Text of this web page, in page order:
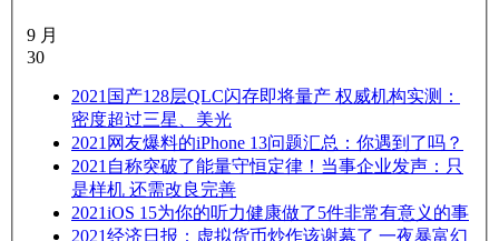
9 月
30
2021 国产128层QLC闪存即将量产 权威机构实测：
密度超过三星、美光
2021 网友爆料的iPhone 13问题汇总：你遇到了吗？
2021 自称突破了能量守恒定律！当事企业发声：只
是样机 还需改良完善
2021iOS 15为你的听力健康做了5件非常有意义的事
2021经济日报：虚拟货币炒作该谢幕了 一夜暴富幻